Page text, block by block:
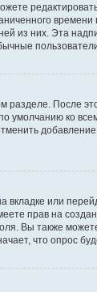
из них. Эта
разделе. После
умолчанию ко
вкладке или
прав на
Вы также
что опрос